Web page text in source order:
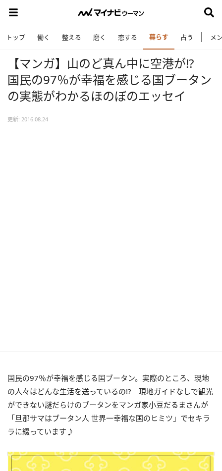
トップ 働く 整える 磨く 恋する 暮らす 占う メ
【マンガ】山のど真ん中に空港が!?
国民の97％が幸福を感じる国ブータン
の実態がわかるほのぼのエッセイ
更新: 2016.08.24
国民の97％が幸福を感じる国ブータン。実際のところ、現地
の人々はどんな生活を送っているの!? 現地ガイドなしで観光
ができない謎だらけのブータンをマンガ家小豆だるまさんが
「旦那サマはブータン人 世界一幸福な国のヒミツ」でセキラ
ラに綴っています♪